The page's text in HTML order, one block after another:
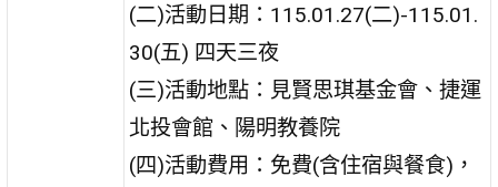
(二)活動日期：115.01.27(二)-115.01.
30(五) 四天三夜
(三)活動地點：見賢思琪基金會、捷運
北投會館、陽明教養院
(四)活動費用：免費(含住宿與餐食)，